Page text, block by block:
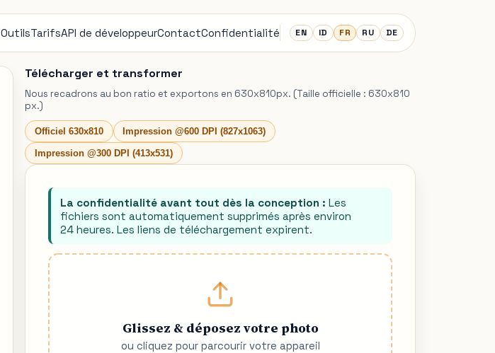
OutilsTarifsAPI de développeurContactConfidentialité EN ID FR RU DE
Télécharger et transformer
Nous recadrons au bon ratio et exportons en 630x810px. (Taille officielle : 630x810
px.)
Officiel 630x810 Impression @600 DPI (827x1063)
Impression @300 DPI (413x531)
La confidentialité avant tout dès la conception : Les
fichiers sont automatiquement supprimés après environ
24 heures. Les liens de téléchargement expirent.
Glissez & déposez votre photo
ou cliquez pour parcourir votre appareil